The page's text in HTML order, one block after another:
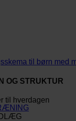
OG STRUKTUR
til hverdagen